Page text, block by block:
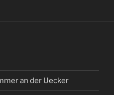
an der Uecker